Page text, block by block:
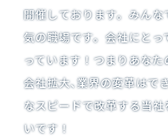
開催しております。みん
気の職場です。会社にと
っています！つまりあな
会社拡大､業界の変革はで
なスピードで改革する当
いです！